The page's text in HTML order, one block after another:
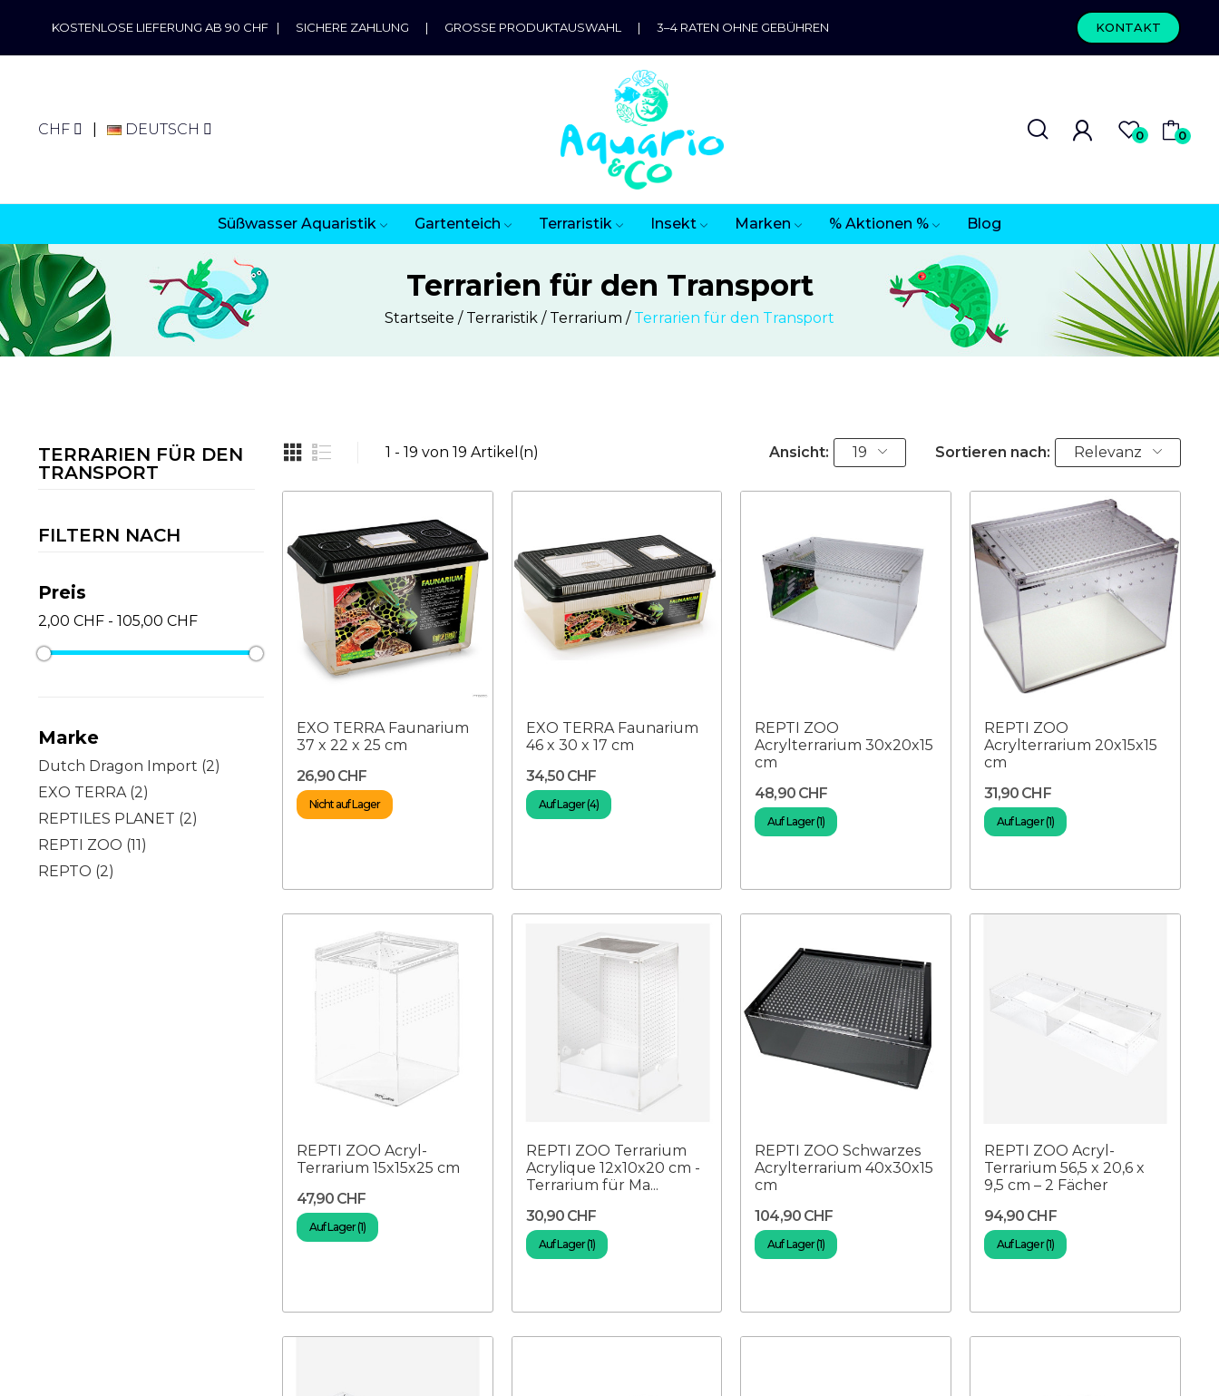
KOSTENLOSE LIEFERUNG AB 90 CHF | SICHERE ZAHLUNG | GROSSE PRODUKTAUSWAHL | 3–4 RATEN OHNE GEBÜHREN KONTAKT
CHF DEUTSCH 0 0
Süßwasser Aquaristik Gartenteich Terraristik Insekt Marken % Aktionen % Blog
Terrarien für den Transport
Startseite Terraristik Terrarium Terrarien für den Transport
TERRARIEN FÜR DEN
TRANSPORT
FILTERN NACH
Preis
2,00 CHF - 105,00 CHF
Marke
Dutch Dragon Import (2)
EXO TERRA (2)
REPTILES PLANET (2)
REPTI ZOO (11)
REPTO (2)
1 - 19 von 19 Artikel(n) Ansicht: 19 Sortieren nach: Relevanz
EXO TERRA Faunarium
37 x 22 x 25 cm
26,90 CHF
Nicht auf Lager
EXO TERRA Faunarium
46 x 30 x 17 cm
34,50 CHF
Auf Lager (4)
REPTI ZOO
Acrylterrarium 30x20x15
cm
48,90 CHF
Auf Lager (1)
REPTI ZOO
Acrylterrarium 20x15x15
cm
31,90 CHF
Auf Lager (1)
REPTI ZOO Acryl-
Terrarium 15x15x25 cm
47,90 CHF
Auf Lager (1)
REPTI ZOO Terrarium
Acrylique 12x10x20 cm -
Terrarium für Ma...
30,90 CHF
Auf Lager (1)
REPTI ZOO Schwarzes
Acrylterrarium 40x30x15
cm
104,90 CHF
Auf Lager (1)
REPTI ZOO Acryl-
Terrarium 56,5 x 20,6 x
9,5 cm – 2 Fächer
94,90 CHF
Auf Lager (1)